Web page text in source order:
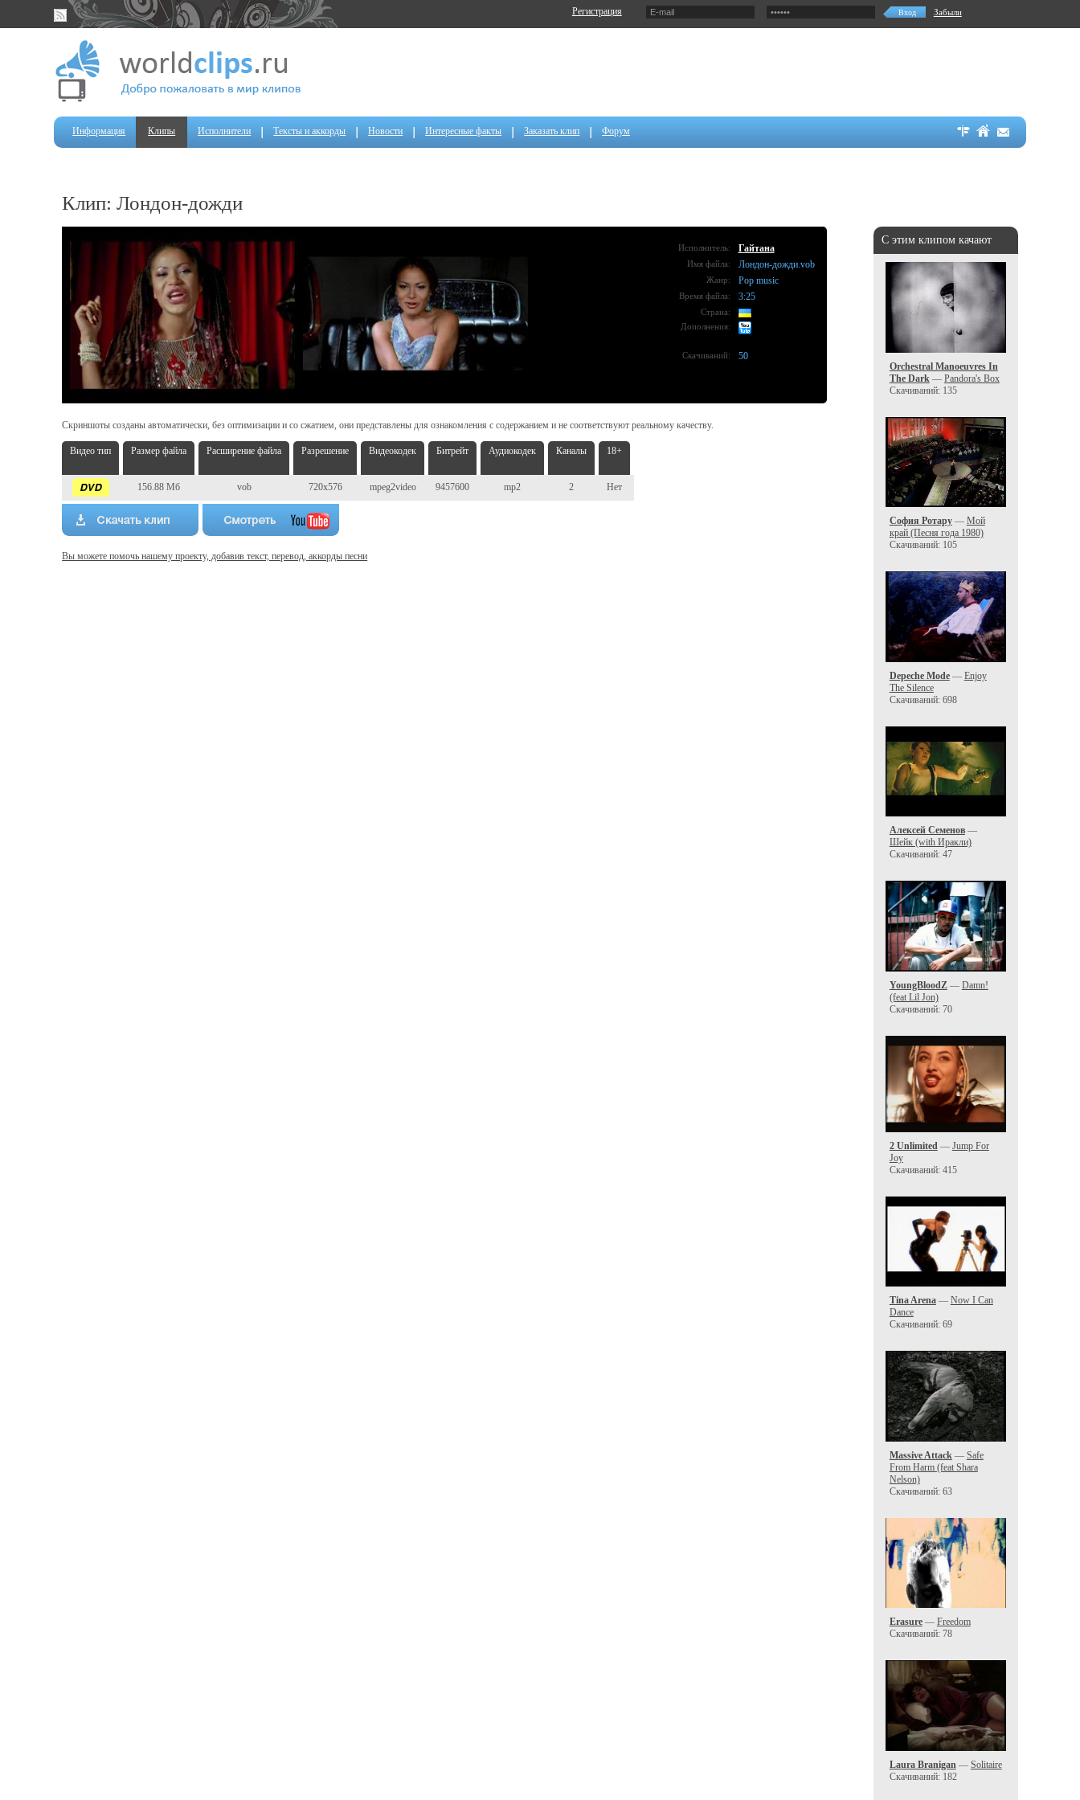
Регистрация Забыли
Информация Клипы Исполнители Тексты и аккорды Новости Интересные факты Заказать клип Форум
Клип: Лондон-дожди
С этим клипом качают
Orchestral Manoeuvres In
The Dark — Pandora's Box
Скачиваний: 135
София Ротару— Мой
край (Песня года 1980)
Скачиваний: 105
Depeche Mode— Enjoy
The Silence
Скачиваний: 698
Алексей Семенов—
Шейк (with Иракли)
Скачиваний: 47
YoungBloodZ— Damn!
(feat Lil Jon)
Скачиваний: 70
2 Unlimited — Jump For
Joy
Скачиваний: 415
Tina Arena— Now I Can
Dance
Скачиваний: 69
Massive Attack — Safe
From Harm (feat Shara
Nelson)
Скачиваний: 63
Erasure— Freedom
Скачиваний: 78
Laura Branigan — Solitaire
Скачиваний: 182
Исполнитель: Гайтана
Имя файла: Лондон-дожди.vob
Жанр: Pop music
Время файла: 3:25
Страна:
Дополнения:
Скачиваний: 50
Скриншоты созданы автоматически, без оптимизации и со сжатием, они представлены для ознакомления с содержанием и не соответствуют реальному качеству.
Видео тип Размер файла Расширение файла Разрешение Видеокодек Битрейт Аудиокодек Каналы 18+
156.88 Мб vob 720x576 mpeg2video 9457600 mp2 2 Нет
Вы можете помочь нашему проекту, добавив текст, перевод, аккорды песни